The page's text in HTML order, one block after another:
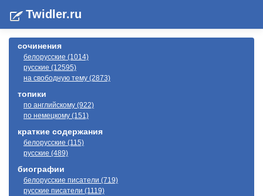
Twidler.ru
сочинения
белорусские (1014)
русские (12595)
на свободную тему (2873)
топики
по английскому (922)
по немецкому (151)
краткие содержания
белорусские (115)
русские (489)
биографии
белорусские писатели (719)
русские писатели (1119)